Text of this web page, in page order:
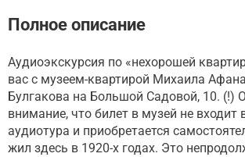
Полное описание
Аудиоэкскурсия по «нехорошей
вас с музеем-квартирой Михаила
Булгакова на Большой Садовой, 10. (!)
внимание, что билет в музей не входит
аудиотура и приобретается
жил здесь в 1920-х годах. Это